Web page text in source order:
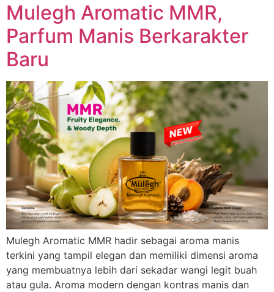
Mulegh Aromatic MMR,
Parfum Manis Berkarakter
Baru
Mulegh Aromatic MMR hadir sebagai aroma manis
terkini yang tampil elegan dan memiliki dimensi aroma
yang membuatnya lebih dari sekadar wangi legit buah
atau gula. Aroma modern dengan kontras manis dan